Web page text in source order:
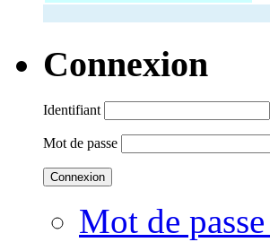
Connexion
Identifiant
Mot de passe
Mot de